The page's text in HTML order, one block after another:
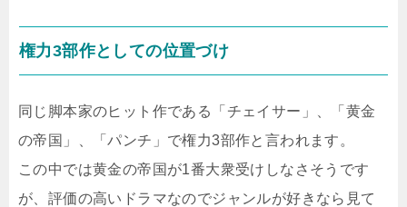
権力3部作としての位置づけ
同じ脚本家のヒット作である「チェイサー」、「黄金
の帝国」、「パンチ」で権力3部作と言われます。
この中では黄金の帝国が1番大衆受けしなさそうです
が、評価の高いドラマなのでジャンルが好きなら見て